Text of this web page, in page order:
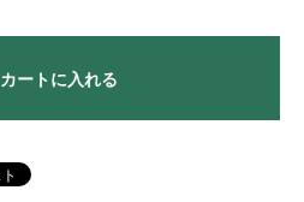
カートに入れる